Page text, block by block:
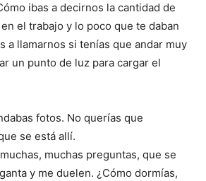
ibas a decirnos la cantidad de
el trabajo y lo poco que te daban
a llamarnos si tenías que andar muy
un punto de luz para cargar el
fotos. No querías que
se está allí.
muchas preguntas, que se
y me duelen. ¿Cómo dormías,